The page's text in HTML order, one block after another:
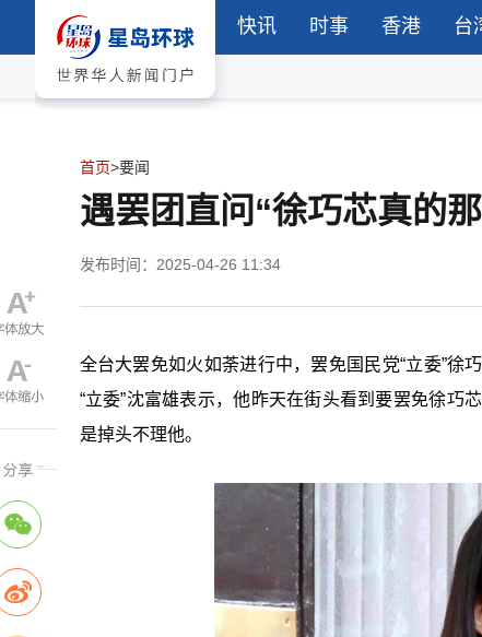
快讯 时事 香港 台
首页>要闻
遇罢团直问“徐巧芯真的
发布时间：2025-04-26 11:34
全台大罢免如火如荼进行中，罢免国民党“立委”徐
“立委”沈富雄表示，他昨天在街头看到要罢免徐巧
是掉头不理他。